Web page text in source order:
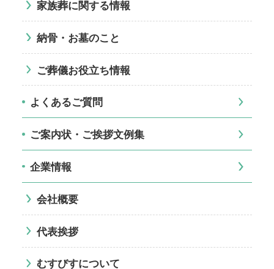
家族葬に関する情報
納骨・お墓のこと
ご葬儀お役立ち情報
よくあるご質問
ご案内状・ご挨拶文例集
企業情報
会社概要
代表挨拶
むすびすについて